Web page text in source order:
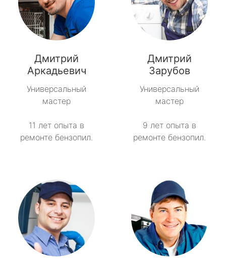
Дмитрий
Аркадьевич
Универсальный
мастер
11 лет опыта в
ремонте бензопил.
Дмитрий
Зарубов
Универсальный
мастер
9 лет опыта в
ремонте бензопил.